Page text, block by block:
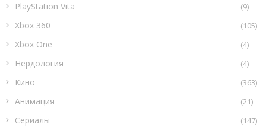
PlayStation Vita (9)
Xbox 360 (105)
Xbox One (4)
Нёрдология (4)
Кино (363)
Анимация (21)
Сериалы (147)